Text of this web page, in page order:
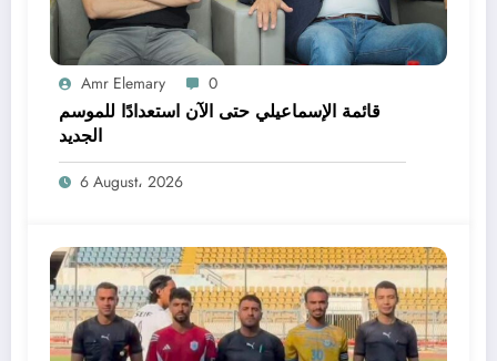
Amr Elemary 0
قائمة الإسماعيلي حتى الآن استعدادًا للموسم
الجديد
6 August، 2026